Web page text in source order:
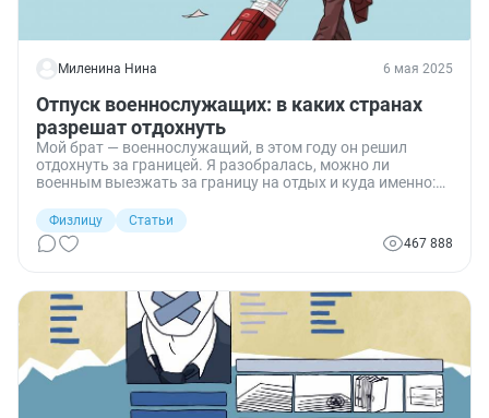
Миленина Нина 6 мая 2025
Отпуск военнослужащих: в каких странах
разрешат отдохнуть
Мой брат — военнослужащий, в этом году он решил
отдохнуть за границей. Я разобралась, можно ли
военным выезжать за границу на отдых и куда именно:
сведениям, и от конкретной (на сегодня) ситуации в
нашем непредсказуемом мире.
Физлицу
Статьи
467 888